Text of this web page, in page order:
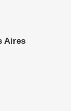
Aires